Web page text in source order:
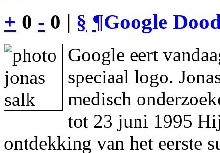
+ 0 - 0 | § ¶Google
Google eert
speciaal logo.
medisch
tot 23 juni 1995
ontdekking van het eerste